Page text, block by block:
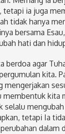
tetapi ia juga
tidak hanya
bersama
hati dan
berdoa agar
kita.
mengerjakan
membentuk kita
selalu
tetapi Ia
dalam